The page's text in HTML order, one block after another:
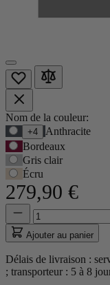
Options
du
produit
Nom de la couleur:
Utilisez
la
touche
Tab
pour
accéder
à
première
option,
puis
les
flèches
+4
Anthracite
Bordeaux
Gris clair
Écru
279,90 €
Quantité
mise
jour
à
1
Quantité
Ajouter au panier
Délais de livraison :
; transporteur : 5 à 8